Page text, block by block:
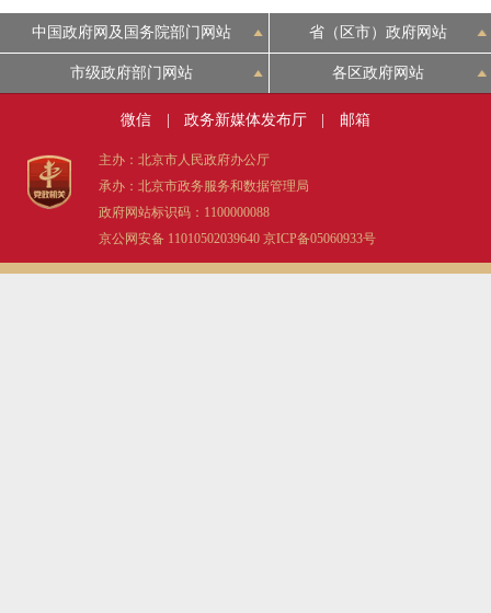
中国政府网及国务院部门网站 省（区市）政府网站
市级政府部门网站 各区政府网站
微信 政务新媒体发布厅 邮箱
主办：北京市人民政府办公厅
承办：北京市政务服务和数据管理局
政府网站标识码：1100000088
京公网安备 11010502039640 京ICP备05060933号